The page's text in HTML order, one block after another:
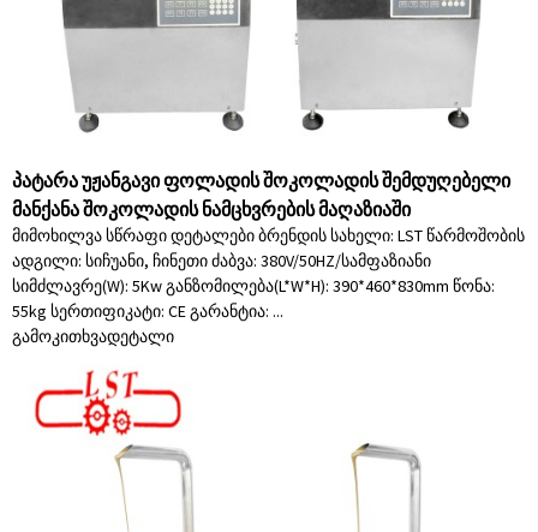
პატარა უჟანგავი ფოლადის შოკოლადის შემდუღებელი
მანქანა შოკოლადის ნამცხვრების მაღაზიაში
მიმოხილვა სწრაფი დეტალები ბრენდის სახელი: LST წარმოშობის
ადგილი: სიჩუანი, ჩინეთი ძაბვა: 380V/50HZ/სამფაზიანი
სიმძლავრე(W): 5Kw განზომილება(L*W*H): 390*460*830mm წონა:
55kg სერთიფიკატი: CE გარანტია: ...
გამოკითხვადეტალი